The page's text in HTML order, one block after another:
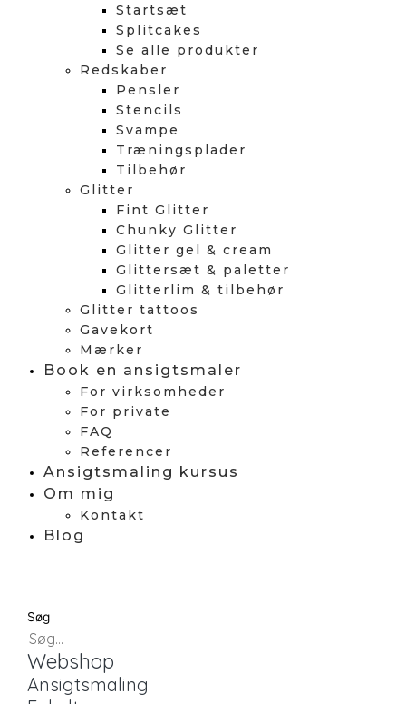
Startsæt
Splitcakes
Se alle produkter
Redskaber
Pensler
Stencils
Svampe
Træningsplader
Tilbehør
Glitter
Fint Glitter
Chunky Glitter
Glitter gel & cream
Glittersæt & paletter
Glitterlim & tilbehør
Glitter tattoos
Gavekort
Mærker
Book en ansigtsmaler
For virksomheder
For private
FAQ
Referencer
Ansigtsmaling kursus
Om mig
Kontakt
Blog
Søg
Webshop
Ansigtsmaling